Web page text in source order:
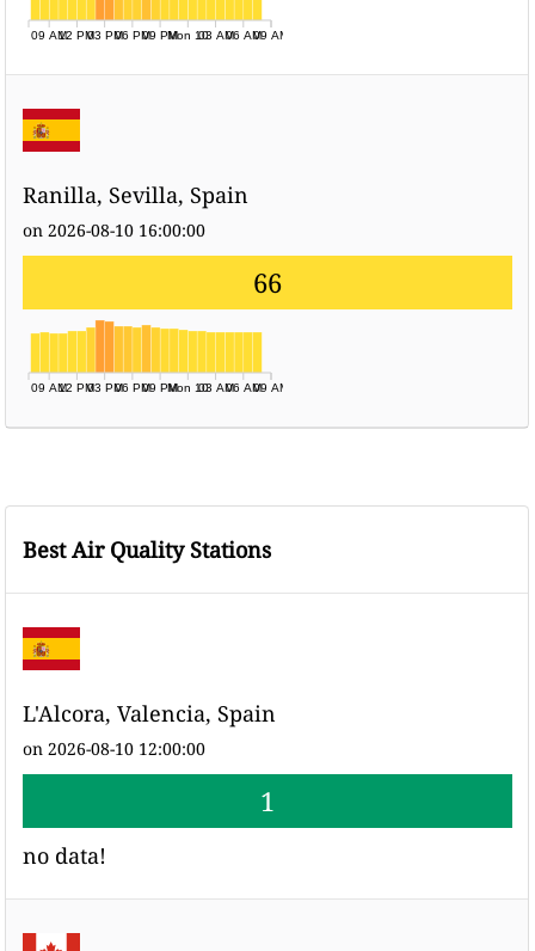
09 AM12 PM03 PM06 PM09 PMMon 1003 AM06 AM09 AM
Ranilla, Sevilla, Spain
on 2026-08-10 16:00:00
66
09 AM12 PM03 PM06 PM09 PMMon 1003 AM06 AM09 AM
Best Air Quality Stations
L'Alcora, Valencia, Spain
on 2026-08-10 12:00:00
1
no data!